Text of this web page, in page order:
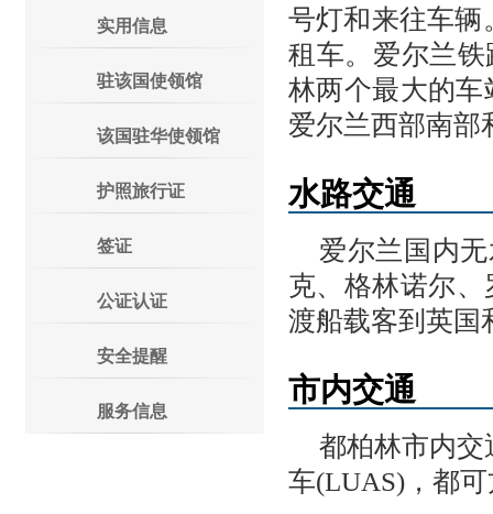
实用信息
驻该国使领馆
该国驻华使领馆
护照旅行证
签证
公证认证
安全提醒
服务信息
号灯和来往车辆
租车。爱尔兰
林两个最大的车
爱尔兰西部南部
水路交通
爱尔兰国内
克、格林诺尔
渡船载客到英国
市内交通
都柏林市内交
车(LUAS)，都